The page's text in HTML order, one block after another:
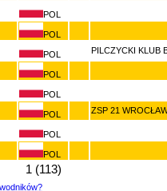
POL
POL
POL PILCZYCKI KLUB
POL
POL
POL ZSP 21
POL
POL
1 (113)